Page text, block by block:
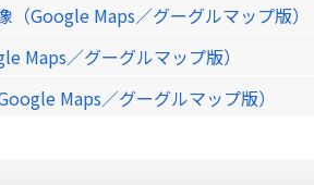
Google Maps／グーグルマップ版）
Maps／グーグルマップ版）
Maps／グーグルマップ版）